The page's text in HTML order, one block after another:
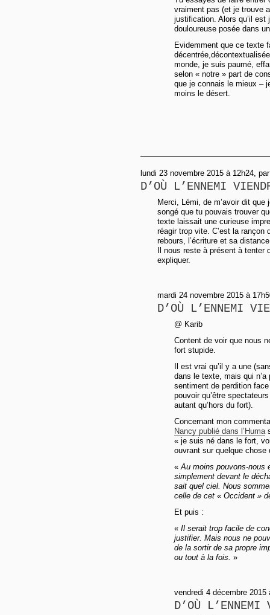
vraiment pas (et je trouve
justification. Alors qu’il est
douloureuse posée dans
Evidemment que ce texte
monde, je suis paumé,
selon « notre » part de
que je connais le mieux –
moins le désert.
lundi 23 novembre 2015 à 12h24,
D’OÙ L’ENNEMI
Merci, Lémi, de m’avoir dit que
songé que tu pouvais trouver
texte laissait une curieuse
réagir trop vite. C’est la rançon
rebours, l’écriture et sa
Il nous reste à présent à
expliquer.
mardi 24 novembre 2015 à
D’OÙ L’ENNEMI
@ Karib
Content de voir que nous
fort stupide.
Il est vrai qu’il y a une
dans le texte, mais qui n’a
sentiment de perdition
pouvoir qu’être
autant qu’hors du fort).
Concernant mon
Nancy publié dans l’Huma
« je suis né dans le fort,
ouvrant sur quelque
«Au moins pouvons-nous
simplement devant le
sait quel ciel. Nous
celle de cet « Occident »
Et puis :
« Il serait trop facile de
justifier. Mais nous ne
de la sortir de sa propre
ou tout à la fois. »
vendredi 4 décembre
D’OÙ L’ENNEMI